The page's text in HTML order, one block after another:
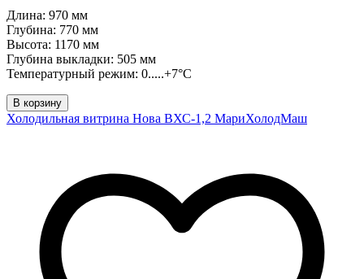
Длина: 970 мм
Глубина: 770 мм
Высота: 1170 мм
Глубина выкладки: 505 мм
Температурный режим: 0.....+7°C
В корзину
Холодильная витрина Нова ВХС-1,2 МариХолодМаш